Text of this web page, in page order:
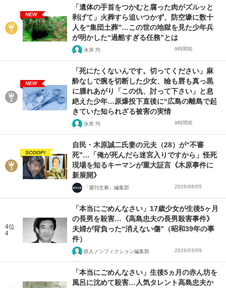
NEW
「遺体の手首をつかむと腐った肉がズルッと
剥げて」火葬すら追いつかず、防空壕に数十
人を“集団土葬”…この世の地獄を見た少年兵
が明かした“過酷すぎる任務”とは
永井 均 9時間前
NEW
「死にたくないんです。切ってください」麻
酔なしで腕を切断した少女、瞼も唇も真っ黒
に腫れあがり「この仇、討って下さい」と息
絶えた少年…原爆投下直後に“広島の離島で起
きていた知られざる被害の実情
永井 均 9時間前
SCOOP!
自民・木原誠二氏妻の元夫（28）が“不審
死”…「俺が死んだら迷宮入りですから」怪死
現場を知るキーマンが重大証言《木原事件に
新展開》
「週刊文春」編集部 2026/08/05
4位
4
「本当にごめんなさい」17歳少女が生後5ヶ月
の長男を殺害…《高島忠夫の長男殺害事件》
夫婦が背負った“消えない傷”（昭和39年の事
件）
鉄人ノンフィクション編集部 2026/03/09
「本当にごめんなさい」生後5ヵ月の赤ん坊を
風呂に沈めて殺害…人気タレント高島忠夫か